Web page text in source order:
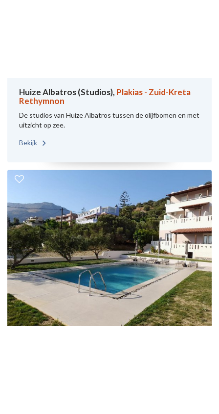
Huize Albatros (Studios), Plakias - Zuid-Kreta
Rethymnon
De studios van Huize Albatros tussen de olijfbomen en met
uitzicht op zee.
Bekijk